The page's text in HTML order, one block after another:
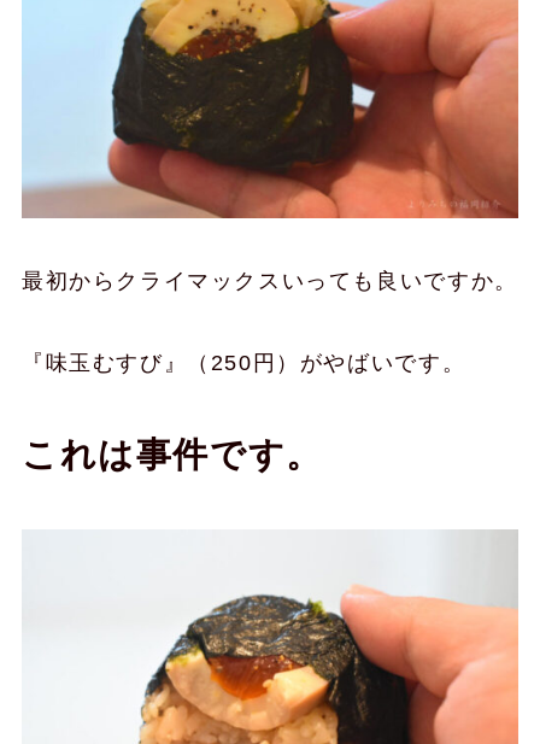
最初からクライマックスいっても良いですか。
『味玉むすび』（250円）がやばいです。
これは事件です。